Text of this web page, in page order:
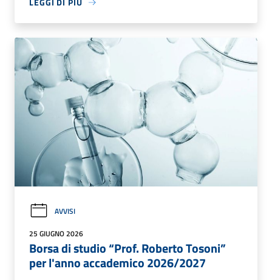
AVVISI
25 GIUGNO 2026
Borsa di studio “Prof. Roberto Tosoni”
per l'anno accademico 2026/2027